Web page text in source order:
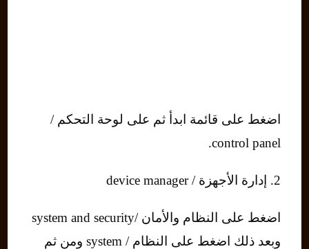
اضغط على قائمة ابدأ ثم على لوحة التحكم /
control panel.
2. إدارة الأجهزة / device manager
اضغط على النظام والأمان /system and security
وبعد ذلك اضغط على النظام / system ومن ثم